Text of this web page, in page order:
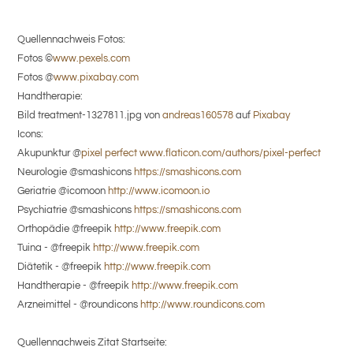
Quellennachweis Fotos:
Fotos ©www.pexels.com
Fotos @www.pixabay.com
Handtherapie:
Bild treatment-1327811.jpg vonandreas160578 auf Pixabay
Icons:
Akupunktur @pixel perfect www.flaticon.com/authors/pixel-perfect
Neurologie @smashicons https://smashicons.com
Geriatrie @icomoon http://www.icomoon.io
Psychiatrie @smashicons https://smashicons.com
Orthopädie @freepik http://www.freepik.com
Tuina - @freepik http://www.freepik.com
Diätetik - @freepik http://www.freepik.com
Handtherapie - @freepik http://www.freepik.com
Arzneimittel - @roundicons http://www.roundicons.com
Quellennachweis Zitat Startseite: